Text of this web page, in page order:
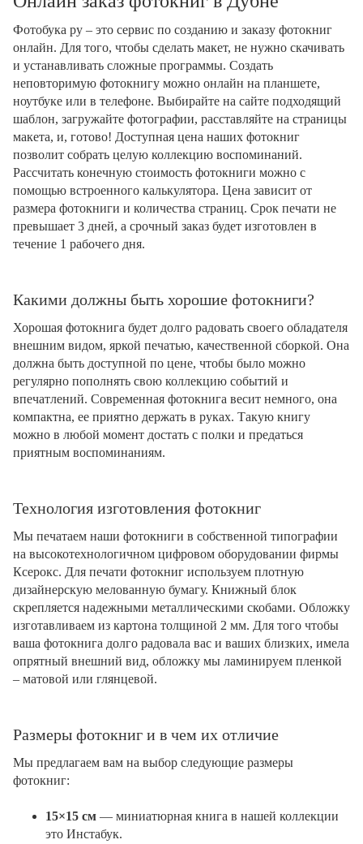
Фотобука ру – это сервис по созданию и заказу фотокниг
онлайн. Для того, чтобы сделать макет, не нужно скачивать
и устанавливать сложные программы. Создать
неповторимую фотокнигу можно онлайн на планшете,
ноутбуке или в телефоне. Выбирайте на сайте подходящий
шаблон, загружайте фотографии, расставляйте на страницы
макета, и, готово! Доступная цена наших фотокниг
позволит собрать целую коллекцию воспоминаний.
Рассчитать конечную стоимость фотокниги можно с
помощью встроенного калькулятора. Цена зависит от
размера фотокниги и количества страниц. Срок печати не
превышает 3 дней, а срочный заказ будет изготовлен в
течение 1 рабочего дня.
Какими должны быть хорошие фотокниги?
Хорошая фотокнига будет долго радовать своего обладателя
внешним видом, яркой печатью, качественной сборкой. Она
должна быть доступной по цене, чтобы было можно
регулярно пополнять свою коллекцию событий и
впечатлений. Современная фотокнига весит немного, она
компактна, ее приятно держать в руках. Такую книгу
можно в любой момент достать с полки и предаться
приятным воспоминаниям.
Технология изготовления фотокниг
Мы печатаем наши фотокниги в собственной типографии
на высокотехнологичном цифровом оборудовании фирмы
Ксерокс. Для печати фотокниг используем плотную
дизайнерскую мелованную бумагу. Книжный блок
скрепляется надежными металлическими скобами. Обложку
изготавливаем из картона толщиной 2 мм. Для того чтобы
ваша фотокнига долго радовала вас и ваших близких, имела
опрятный внешний вид, обложку мы ламинируем пленкой
– матовой или глянцевой.
Размеры фотокниг и в чем их отличие
Мы предлагаем вам на выбор следующие размеры
фотокниг:
15×15 см — миниатюрная книга в нашей коллекции
это Инстабук.